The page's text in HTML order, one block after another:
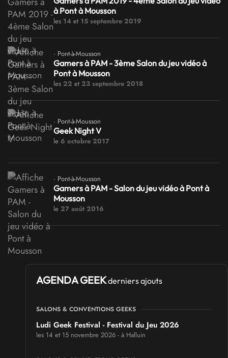
à Pont à Mousson
les 14 et 15 septembre 2019
· Pont-à-Mousson
Gamers à PAM - 3ème Salon du jeu vidéo à
Pont à Mousson
les 22 et 23 septembre 2018
· Pont-à-Mousson
Geek Night V
le 6 octobre 2017
· Pont-à-Mousson
Gamers à PAM - Salon du jeu vidéo à Pont à
Mousson
le 27 août 2016
AGENDA GEEKderniers ajouts
SALONS & CONVENTIONS GEEKS
Ludi Geek Festival - Festival du Jeu 2026
les 14 et 15 novembre 2026 - à Halluin